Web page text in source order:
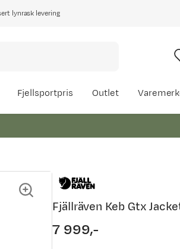
lynrask levering
Fjellsportpris Outlet
Fjällräven Keb Gtx
price
7 999,-